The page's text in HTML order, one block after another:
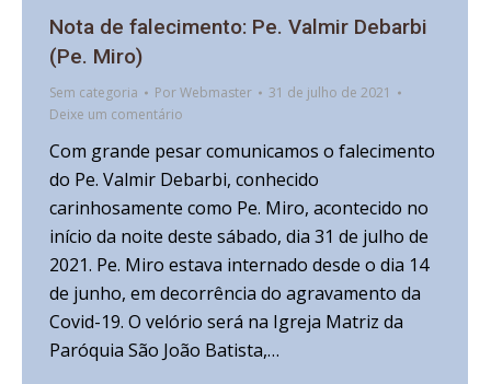
Nota de falecimento: Pe. Valmir Debarbi
(Pe. Miro)
Sem categoria PorWebmaster
31 de julho de 2021
Deixe um comentário
Com grande pesar comunicamos o falecimento
do Pe. Valmir Debarbi, conhecido
carinhosamente como Pe. Miro, acontecido no
início da noite deste sábado, dia 31 de julho de
2021. Pe. Miro estava internado desde o dia 14
de junho, em decorrência do agravamento da
Covid-19. O velório será na Igreja Matriz da
Paróquia São João Batista,…